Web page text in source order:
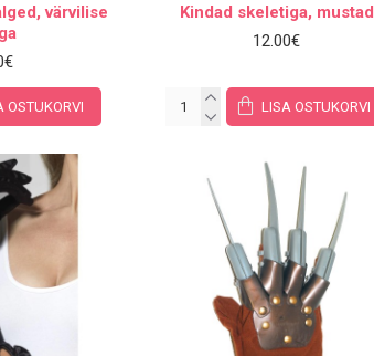
värvilise
OSTUKORVI
Kindad skeletiga, mustad
12.00€
LISA OSTUKORVI